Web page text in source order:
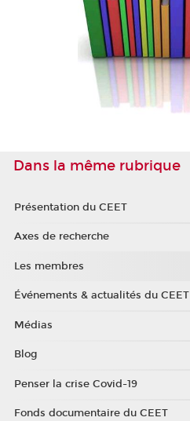
Dans la même rubrique
Présentation du CEET
Axes de recherche
Les membres
Événements & actualités du CEET
Médias
Blog
Penser la crise Covid-19
Fonds documentaire du CEET